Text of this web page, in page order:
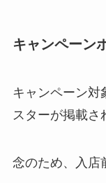
キャンペーン
キャンペーン対
スターが掲載さ
念のため、入店